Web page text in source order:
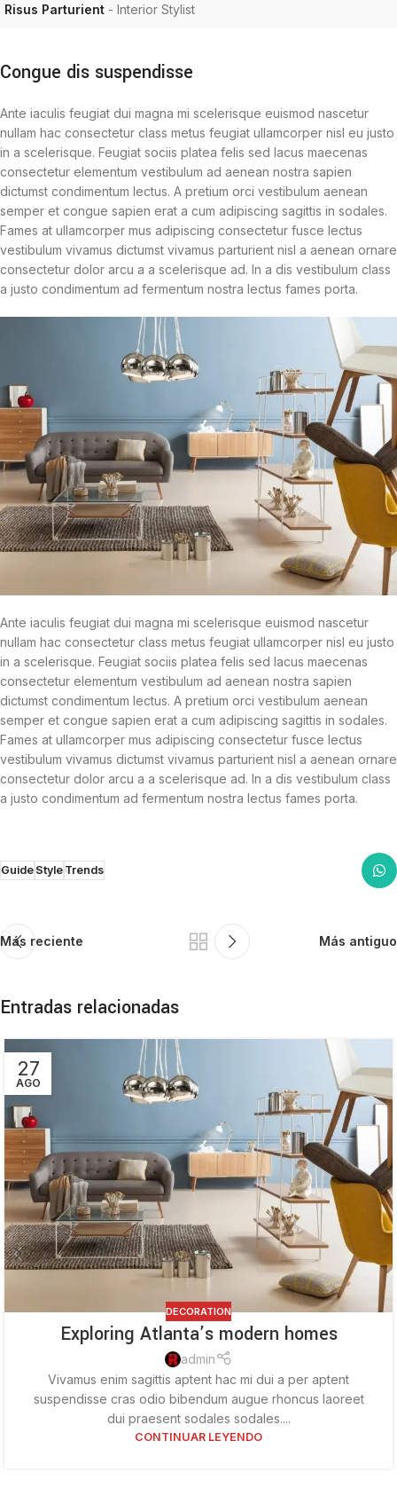
Risus Parturient Interior Stylist
Congue dis suspendisse
Ante iaculis feugiat dui magna mi scelerisque euismod nascetur
nullam hac consectetur class metus feugiat ullamcorper nisl eu justo
in a scelerisque. Feugiat sociis platea felis sed lacus maecenas
consectetur elementum vestibulum ad aenean nostra sapien
dictumst condimentum lectus. A pretium orci vestibulum aenean
semper et congue sapien erat a cum adipiscing sagittis in sodales.
Fames at ullamcorper mus adipiscing consectetur fusce lectus
vestibulum vivamus dictumst vivamus parturient nisl a aenean ornare
consectetur dolor arcu a a scelerisque ad. In a dis vestibulum class
a justo condimentum ad fermentum nostra lectus fames porta.
Ante iaculis feugiat dui magna mi scelerisque euismod nascetur
nullam hac consectetur class metus feugiat ullamcorper nisl eu justo
in a scelerisque. Feugiat sociis platea felis sed lacus maecenas
consectetur elementum vestibulum ad aenean nostra sapien
dictumst condimentum lectus. A pretium orci vestibulum aenean
semper et congue sapien erat a cum adipiscing sagittis in sodales.
Fames at ullamcorper mus adipiscing consectetur fusce lectus
vestibulum vivamus dictumst vivamus parturient nisl a aenean ornare
consectetur dolor arcu a a scelerisque ad. In a dis vestibulum class
a justo condimentum ad fermentum nostra lectus fames porta.
GuideStyleTrends
Más reciente Más antiguo
Entradas relacionadas
27
AGO
DECORATION
Exploring Atlanta’s modern homes
admin
Vivamus enim sagittis aptent hac mi dui a per aptent
suspendisse cras odio bibendum augue rhoncus laoreet
dui praesent sodales sodales....
CONTINUAR LEYENDO